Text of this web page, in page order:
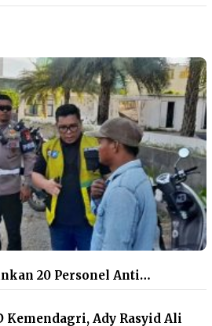
20 Personel Anti…
Kemendagri, Ady Rasyid Ali